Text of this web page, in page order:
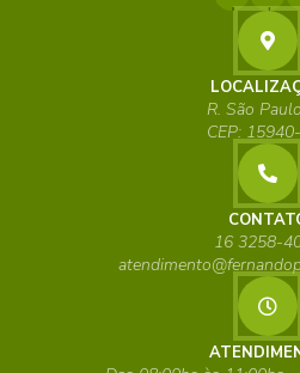
R. São
CEP:
16 3258-